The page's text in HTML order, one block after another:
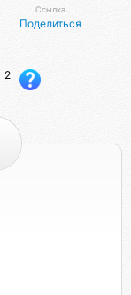
Ссылка
Поделиться
2